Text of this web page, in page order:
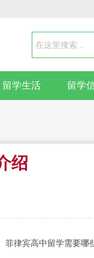
留学生活 留学
绍
菲律宾高中留学需要哪